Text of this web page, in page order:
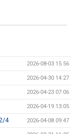
2026-08-03 15:56
2026-04-30 14:27
2026-04-23 07:06
2026-04-19 13:05
4 2026-04-08 09:47